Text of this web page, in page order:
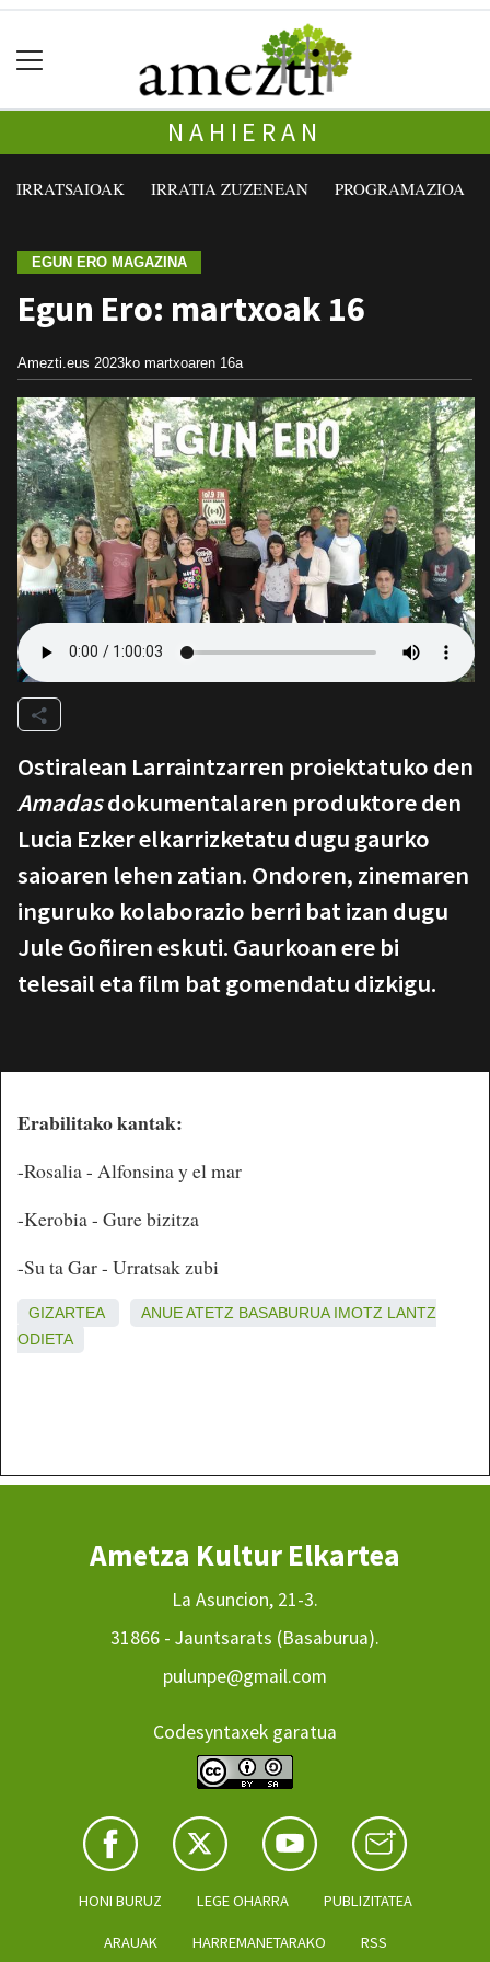
NAHIERAN
IRRATSAIOAK IRRATIA ZUZENEAN PROGRAMAZIOA
EGUN ERO MAGAZINA
Egun Ero: martxoak 16
Amezti.eus 2023ko martxoaren 16a
Ostiralean Larraintzarren proiektatuko den
Amadasdokumentalaren produktore den
Lucia Ezker elkarrizketatu dugu gaurko
saioaren lehen zatian. Ondoren, zinemaren
inguruko kolaborazio berri bat izan dugu
Jule Goñiren eskuti. Gaurkoan ere bi
telesail eta film bat gomendatu dizkigu.
Erabilitako kantak:
-Rosalia - Alfonsina y el mar
-Kerobia - Gure bizitza
-Su ta Gar - Urratsak zubi
GIZARTEA ANUEATETZ BASABURUA IMOTZ LANTZ
ODIETA
Ametza Kultur Elkartea
La Asuncion, 21-3.
31866 - Jauntsarats (Basaburua).
pulunpe@gmail.com
Codesyntaxek garatua
HONI BURUZ LEGE OHARRA PUBLIZITATEA
ARAUAK HARREMANETARAKO RSS